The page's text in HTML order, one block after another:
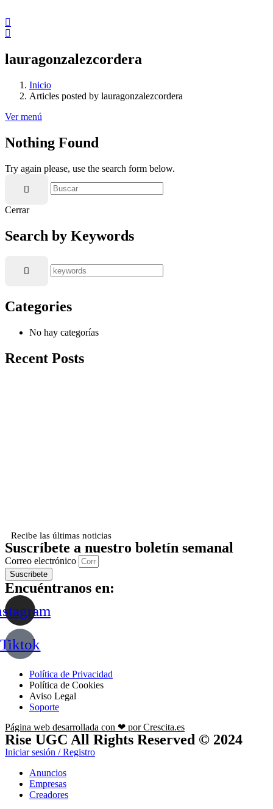
lauragonzalezcordera
Inicio
Articles posted by lauragonzalezcordera
Ver menú
Nothing Found
Try again please, use the search form below.
Cerrar
Search by Keywords
Categories
No hay categorías
Recent Posts
Recibe las últimas noticias
Suscríbete a nuestro boletín semanal
Correo electrónico
Suscribete
Encuéntranos en:
Tiktok
Política de Privacidad
Política de Cookies
Aviso Legal
Soporte
Página web desarrollada con ❤ por Crescita.es
Rise UGC All Rights Reserved © 2024
Iniciar sesión / Registro
Anuncios
Empresas
Creadores